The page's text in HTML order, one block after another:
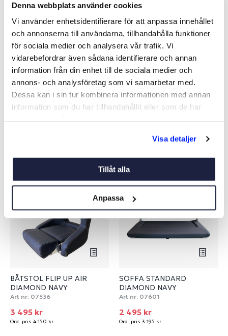
Denna webbplats använder cookies
Vi använder enhetsidentifierare för att anpassa innehållet
och annonserna till användarna, tillhandahålla funktioner
för sociala medier och analysera vår trafik. Vi
vidarebefordrar även sådana identifierare och annan
information från din enhet till de sociala medier och
annons- och analysföretag som vi samarbetar med.
Dessa kan i sin tur kombinera informationen med annan
information som du har tillhandahållit eller som de har
Visa detaljer
Tillåt alla
Anpassa
BÅTSTOL FLIP UP AIR
MÖRKBLÅ/LJUSGRÅ
Art nr: 07616
3 195 kr
Ord. pris 3 590 kr
Köp
BÅTSTOL
Art nr: V02923
Från 695 kr
Ord. pris 895 kr
Se varianter
BÅTSTOL FLIP UP AIR
DIAMOND NAVY
Art nr: 07536
3 495 kr
Ord. pris 4 150 kr
SOFFA STANDARD
DIAMOND NAVY
Art nr: 07601
2 495 kr
Ord. pris 3 195 kr